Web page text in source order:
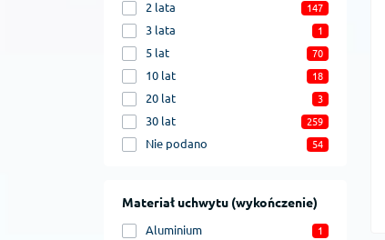
2 lata 147
3 lata 1
5 lat 70
10 lat 18
20 lat 3
30 lat 259
Nie podano 54
Materiał uchwytu (wykończenie)
Aluminium 1